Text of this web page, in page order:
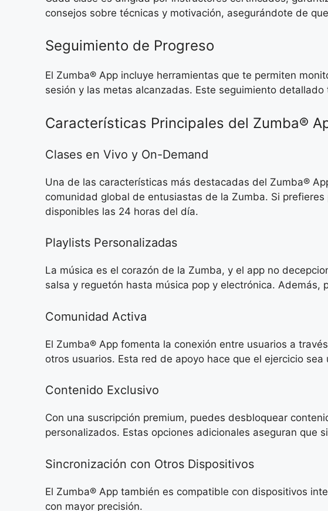
consejos sobre técnicas y motivación, asegurándote de
Seguimiento de Progreso
El Zumba® App incluye herramientas que te permiten
sesión y las metas alcanzadas. Este seguimiento
Características Principales del Zumba®
Clases en Vivo y On-Demand
Una de las características más destacadas del Zumba®
comunidad global de entusiastas de la Zumba. Si
disponibles las 24 horas del día.
Playlists Personalizadas
La música es el corazón de la Zumba, y el app no
salsa y reguetón hasta música pop y electrónica.
Comunidad Activa
El Zumba® App fomenta la conexión entre usuarios a
otros usuarios. Esta red de apoyo hace que el ejercicio
Contenido Exclusivo
Con una suscripción premium, puedes desbloquear
personalizados. Estas opciones adicionales aseguran que
Sincronización con Otros Dispositivos
El Zumba® App también es compatible con dispositivos
con mayor precisión.